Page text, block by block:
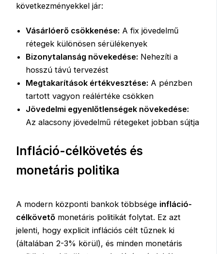
következményekkel jár:
Vásárlóerő csökkenése: A fix jövedelmű
rétegek különösen sérülékenyek
Bizonytalanság növekedése: Nehezíti a
hosszú távú tervezést
Megtakarítások értékvesztése: A pénzben
tartott vagyon reálértéke csökken
Jövedelmi egyenlőtlenségek növekedése:
Az alacsony jövedelmű rétegeket jobban sújtja
Infláció-célkövetés és
monetáris politika
A modern központi bankok többsége infláció-
célkövető monetáris politikát folytat. Ez azt
jelenti, hogy explicit inflációs célt tűznek ki
(általában 2-3% körül), és minden monetáris